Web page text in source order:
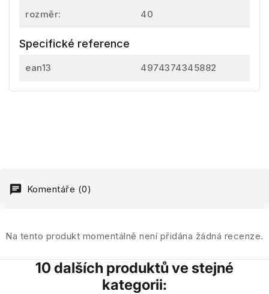
rozměr: 40
Specifické reference
ean13 4974374345882
Komentáře (0)
Na tento produkt momentálně není přidána žádná recenze.
10 dalších produktů ve stejné
kategorii: